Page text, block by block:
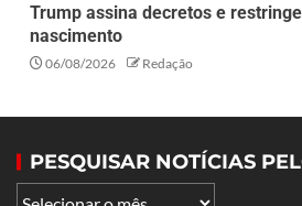
Trump assina decretos e
nascimento
06/08/2026 Redação
PESQUISAR NOTÍCIAS